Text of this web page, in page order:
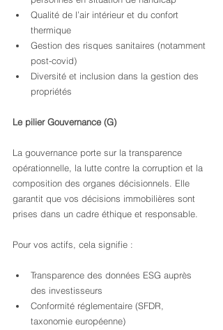
Qualité de l’air intérieur et du confort
thermique
Gestion des risques sanitaires (notamment
post-covid)
Diversité et inclusion dans la gestion des
propriétés
Le pilier Gouvernance (G)
La gouvernance porte sur la transparence
opérationnelle, la lutte contre la corruption et la
composition des organes décisionnels. Elle
garantit que vos décisions immobilières sont
prises dans un cadre éthique et responsable.
Pour vos actifs, cela signifie :
Transparence des données ESG auprès
des investisseurs
Conformité réglementaire (SFDR,
taxonomie européenne)